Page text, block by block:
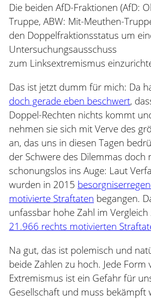
Die beiden AfD-Fraktionen (AfD:
Truppe, ABW: Mit-Meuthen-
den Doppelfraktionsstatus um
Untersuchungsausschuss
zum Linksextremismus
Das ist jetzt dumm für mich: Da
doch gerade eben beschwert,
Doppel-Rechten nichts kommt
nehmen sie sich mit Verve des
an, das uns in diesen Tagen
der Schwere des Dilemmas doch
schonungslos ins Auge: Laut
wurden in 2015
motivierte Straftaten begangen.
unfassbar hohe Zahl im Vergleich
21.966 rechts motivierten
Na gut, das ist polemisch und
beide Zahlen zu hoch. Jede Form
Extremismus ist ein Gefahr für
Gesellschaft und muss bekämpft